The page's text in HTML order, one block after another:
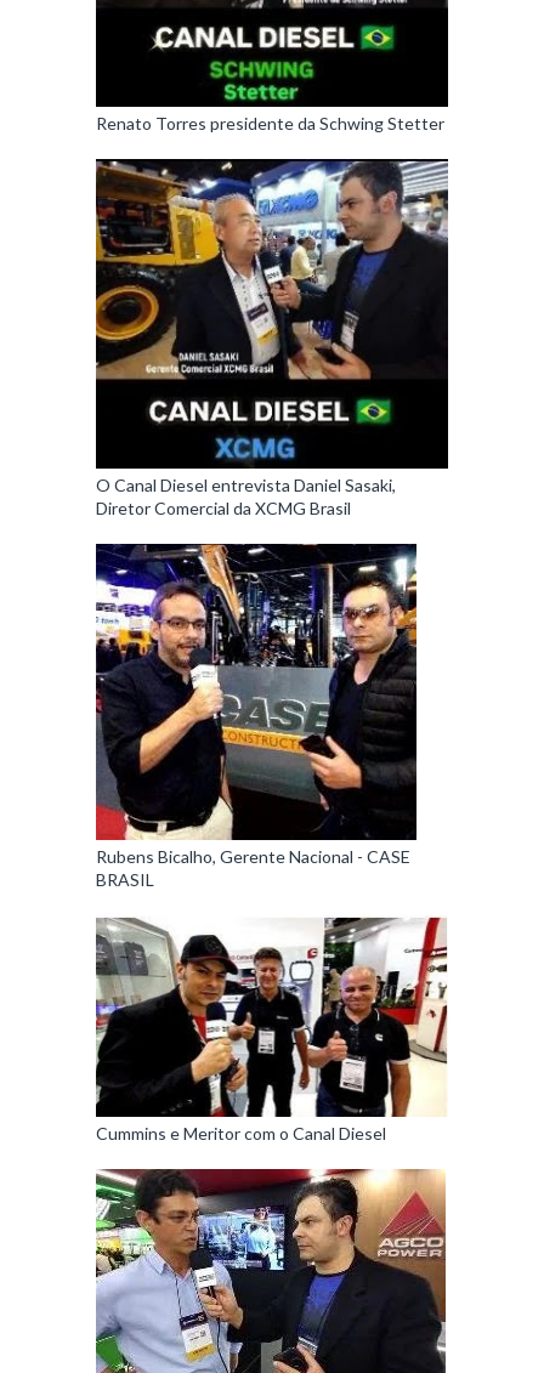
Renato Torres presidente da Schwing Stetter
O Canal Diesel entrevista Daniel Sasaki,
Diretor Comercial da XCMG Brasil
Rubens Bicalho, Gerente Nacional - CASE
BRASIL
Cummins e Meritor com o Canal Diesel